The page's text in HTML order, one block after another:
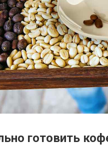
готовить